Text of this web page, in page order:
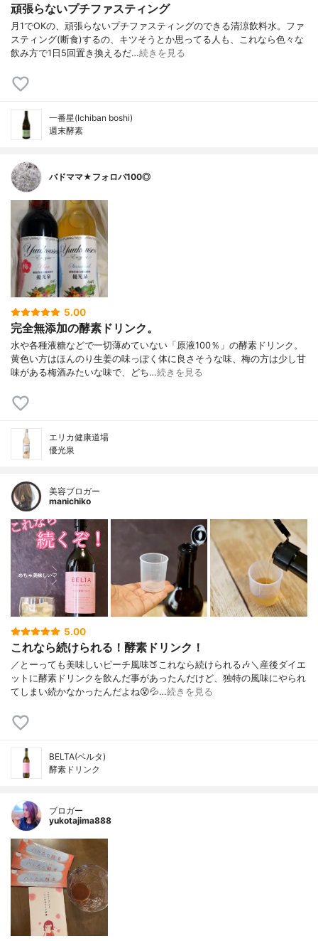
頑張らないプチファスティング
月1でOKの、頑張らないプチファスティングのできる清涼飲料水。ファ
スティング(断食)するの、キツそうとか思ってる人も、これなら色々な
飲み方で1日5回置き換えるだ…続きを見る
一番星(Ichiban boshi)
週末酵素
バドママ★フォロバ100◎
5.00
完全無添加の酵素ドリンク。
水や各種液糖などで一切薄めていない「原液100％」の酵素ドリンク。
黄色い方はほんのり生姜の味っぽく体に良さそうな味、梅の方は少し甘
味がある梅酒みたいな味で、どち…続きを見る
エリカ健康道場
優光泉
美容ブロガー
manichiko
5.00
これなら続けられる！酵素ドリンク！
／とーっても美味しいピーチ風味🍑これなら続けられる🎶＼産後ダイエ
ットに酵素ドリンクを飲んだ事があったんだけど、独特の風味にやられ
てしまい続かなかったんだよね😵💦…続きを見る
BELTA(ベルタ)
酵素ドリンク
ブロガー
yukotajima888